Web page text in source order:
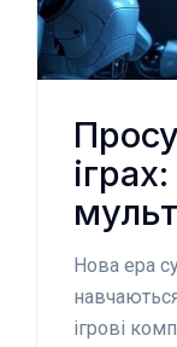
Нова ера
ігрові